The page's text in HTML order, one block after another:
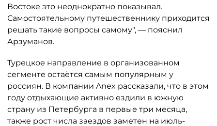
Востоке это неоднократно показывал.
Самостоятельному путешественнику приходится
решать такие вопросы самому", — пояснил
Арзуманов.
Турецкое направление в организованном
сегменте остаётся самым популярным у
россиян. В компании Anex рассказали, что в этом
году отдыхающие активно ездили в южную
страну из Петербурга в первые три месяца,
также рост числа заездов заметен на июль-